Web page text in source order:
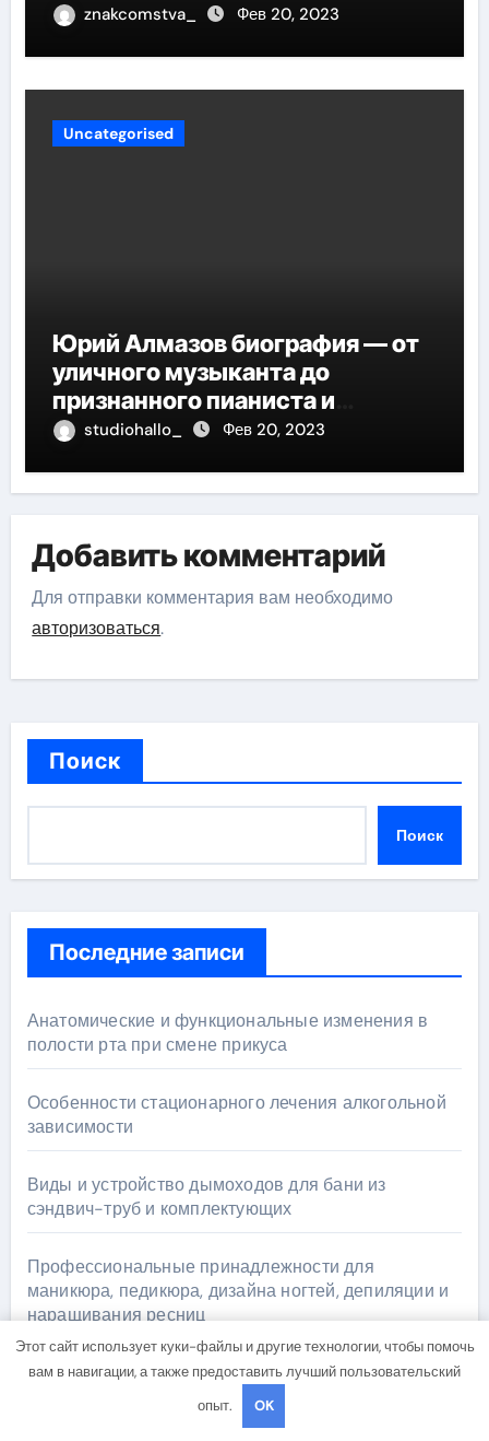
znakcomstva_ Фев 20, 2023
Uncategorised
Юрий Алмазов биография — от
уличного музыканта до
признанного пианиста и
композитора
studiohallo_ Фев 20, 2023
Добавить комментарий
Для отправки комментария вам необходимо
авторизоваться.
Поиск
Поиск
Последние записи
Анатомические и функциональные изменения в
полости рта при смене прикуса
Особенности стационарного лечения алкогольной
зависимости
Виды и устройство дымоходов для бани из
сэндвич-труб и комплектующих
Профессиональные принадлежности для
маникюра, педикюра, дизайна ногтей, депиляции и
наращивания ресниц
Основные виды и методы тестирования
программного обеспечения
Этот сайт использует куки-файлы и другие технологии, чтобы помочь
вам в навигации, а также предоставить лучший пользовательский
опыт.
OK